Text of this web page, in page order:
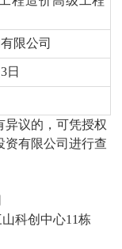
限公司
3日
异议的，可凭授权
资有限公司进行查
山科创中心11栋